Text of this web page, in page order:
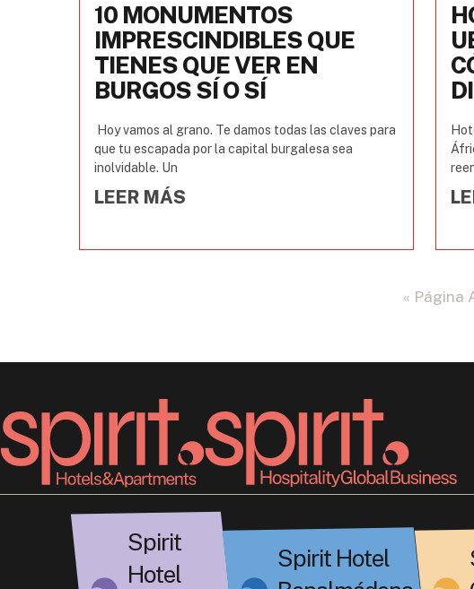
10 MONUMENTOS
IMPRESCINDIBLES QUE
TIENES QUE VER EN
BURGOS SÍ O SÍ
Hoy vamos al grano. Te damos todas las claves para
que tu escapada por la capital burgalesa sea
inolvidable. Un
LEER MÁS
« Página
Spirit
Hotel
Spirit Hotel